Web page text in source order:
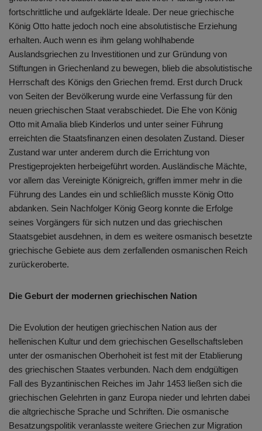
fortschrittliche und aufgeklärte Ideale. Der neue griechische
König Otto hatte jedoch noch eine absolutistische Erziehung
erhalten. Auch wenn es ihm gelang wohlhabende
Auslandsgriechen zu Investitionen und zur Gründung von
Stiftungen in Griechenland zu bewegen, blieb die absolutistische
Herrschaft des Königs den Griechen fremd. Erst durch Druck
von Seiten der Bevölkerung wurde eine Verfassung für den
neuen griechischen Staat verabschiedet. Die Ehe von König
Otto mit Amalia blieb Kinderlos und unter seiner Führung
erreichten die Staatsfinanzen einen desolaten Zustand. Dieser
Zustand war unter anderem durch die Errichtung von
Prestigeprojekten herbeigeführt worden. Ausländische Mächte,
vor allem das Vereinigte Königreich, griffen immer mehr in die
Führung des Landes ein und schließlich musste König Otto
abdanken. Sein Nachfolger König Georg konnte die Erfolge
seines Vorgängers für sich nutzen und das griechischen
Staatsgebiet ausdehnen, in dem es weitere osmanisch besetzte
griechische Gebiete aus dem zerfallenden osmanischen Reich
zurückeroberte.
Die Geburt der modernen griechischen Nation
Die Evolution der heutigen griechischen Nation aus der
hellenischen Kultur und dem griechischen Gesellschaftsleben
unter der osmanischen Oberhoheit ist fest mit der Etablierung
des griechischen Staates verbunden. Nach dem endgültigen
Fall des Byzantinischen Reiches im Jahr 1453 ließen sich die
griechischen Gelehrten in ganz Europa nieder und lehrten dabei
die altgriechische Sprache und Schriften. Die osmanische
Besatzungspolitik veranlasste weitere Griechen zur Migration